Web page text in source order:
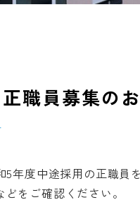
正職員募集の
年度中途採用の正職員
をご確認ください。